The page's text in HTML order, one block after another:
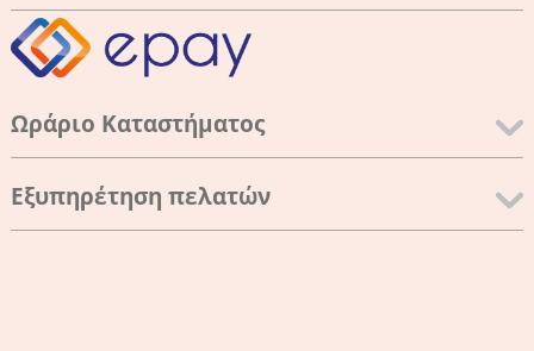
Ωράριο Καταστήματος
Εξυπηρέτηση πελατών